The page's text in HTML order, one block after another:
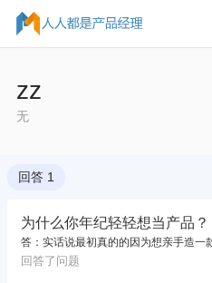
zz
无
回答 1
为什么你年纪轻轻想当产品？
回答了问题